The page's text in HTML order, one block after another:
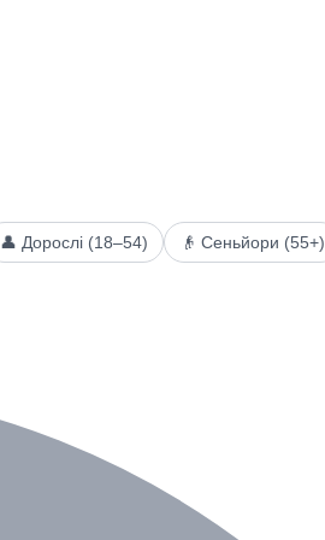
👤 Дорослі (18–54) 👴 Сеньйори (55+)